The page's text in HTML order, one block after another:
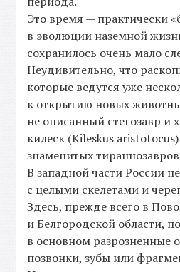
Это время — практически
в эволюции наземной
сохранилось очень мало
Неудивительно, что
которые ведутся уже
к открытию новых
не описанный стегозавр
килеск (Kileskus
знаменитых
В западной части России
с целыми скелетами и
Здесь, прежде всего в
и Белгородской области,
в основном разрозненные
позвонки, зубы или